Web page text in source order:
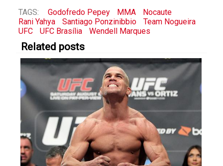
TAGS: Godofredo Pepey MMA
Nocaute
Rani Yahya
Santiago Ponzinibbio
Team Nogueira
UFC
UFC Brasília Wendell Marques
Related posts